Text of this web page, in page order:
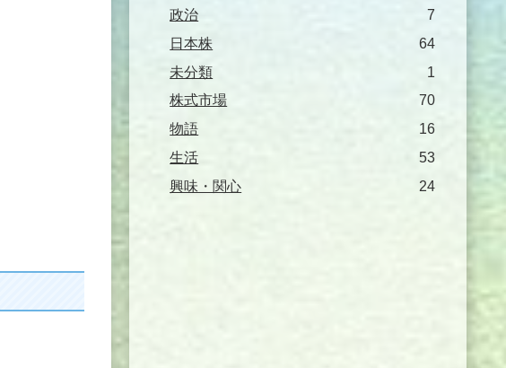
政治
7
日本株
64
未分類
1
株式市場
70
物語
16
生活
53
興味・関心
24